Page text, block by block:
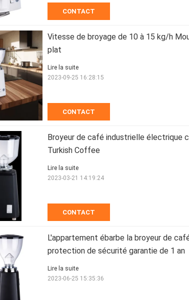
CONTACT
Vitesse de broyage de 10 à 15 kg/h
plat
CONTACT
Lire la suite
2023-09-25 16:28:15
Broyeur de café industrielle électrique
Turkish Coffee
CONTACT
Lire la suite
2023-03-21 14:19:24
L'appartement ébarbe la broyeur de
protection de sécurité garantie de 1 an
Lire la suite
2023-06-25 15:35:36